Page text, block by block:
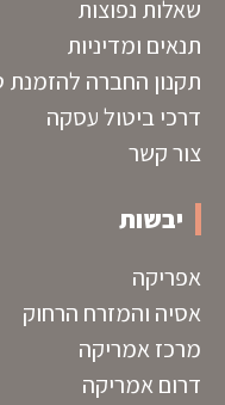
שאלות נפוצות
תנאים ומדיניות
תקנון החברה להזמנת
דרכי ביטול עסקה
צור קשר
יבשות
אפריקה
אסיה והמזרח הרחוק
מרכז אמריקה
דרום אמריקה